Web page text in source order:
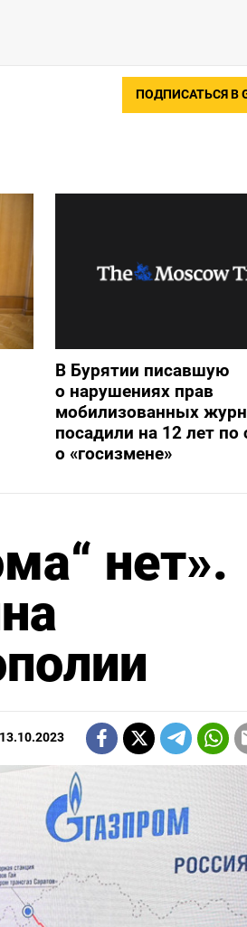
ПОДПИСАТЬСЯ В
В Бурятии писавшую
о нарушениях прав
мобилизованных
посадили на 12 лет по
о «госизмене»
нет».
13.10.2023